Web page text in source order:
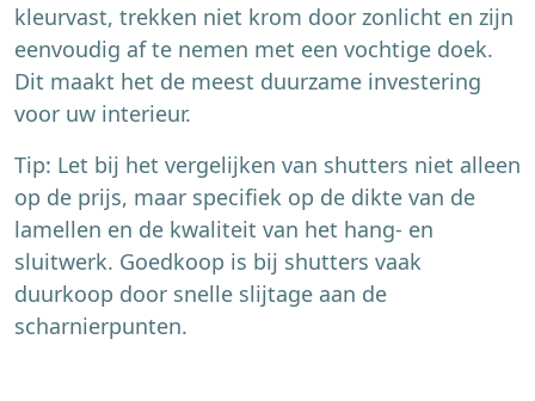
kleurvast, trekken niet krom door zonlicht en zijn
eenvoudig af te nemen met een vochtige doek.
Dit maakt het de meest duurzame investering
voor uw interieur.
Tip: Let bij het vergelijken van shutters niet alleen
op de prijs, maar specifiek op de dikte van de
lamellen en de kwaliteit van het hang- en
sluitwerk. Goedkoop is bij shutters vaak
duurkoop door snelle slijtage aan de
scharnierpunten.